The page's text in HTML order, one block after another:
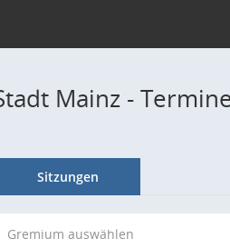
Mainz -
Sitzungen
Gremium auswählen